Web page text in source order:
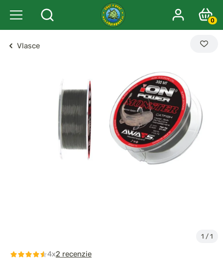
0
Vlasce
1 / 1
4x2 recenzie